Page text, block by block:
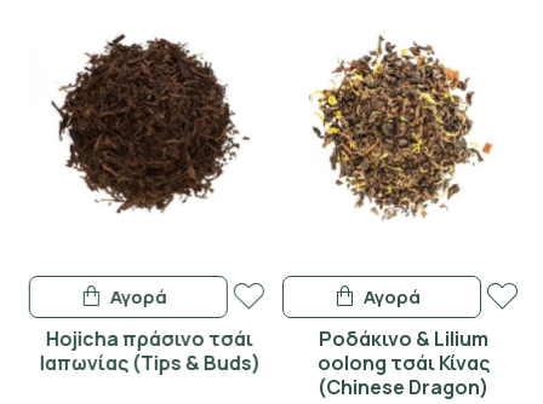
Hojicha πράσινο τσάι
Ιαπωνίας (Tips & Buds)
Αγορά
Ροδάκινο & Lilium
oolong τσάι Κίνας
(Chinese Dragon)
Αγορά